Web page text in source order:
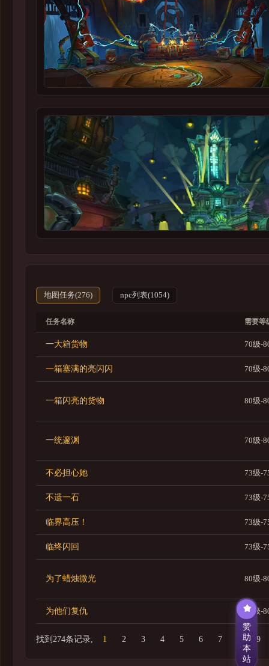
大漩涡
无尽之海
地图任务(276) npc列表(1054)
任务名称 需要等
一大箱货物 70级-
一箱塞满的亮闪闪 70级-
一箱闪亮的货物 80级-
一统邃渊 70级-
不必担心她 73级-
不遗一石 73级-
临界高压！ 73级-
临终闪回 73级-
为了蜡烛微光 80级-
为他们复仇 80级-
找到274条记录, 1 2 3 4 5 6 7 9
赞
助
本
站